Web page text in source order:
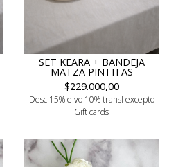
SET KEARA + BANDEJA
MATZA PINTITAS
$229.000,00
Desc:15% efvo 10% transf excepto
Gift cards